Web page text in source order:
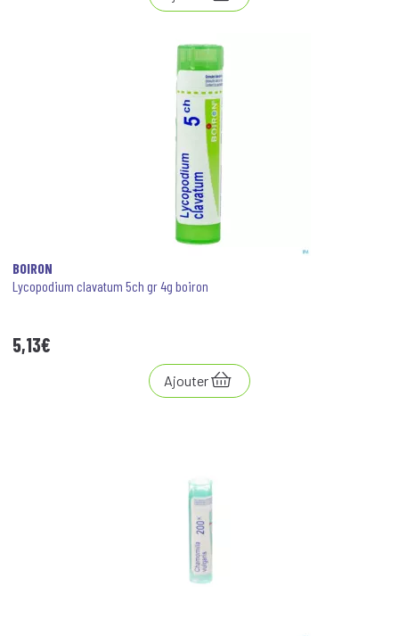
BOIRON
Lycopodium clavatum 5ch gr 4g boiron
5,13€
Ajouter